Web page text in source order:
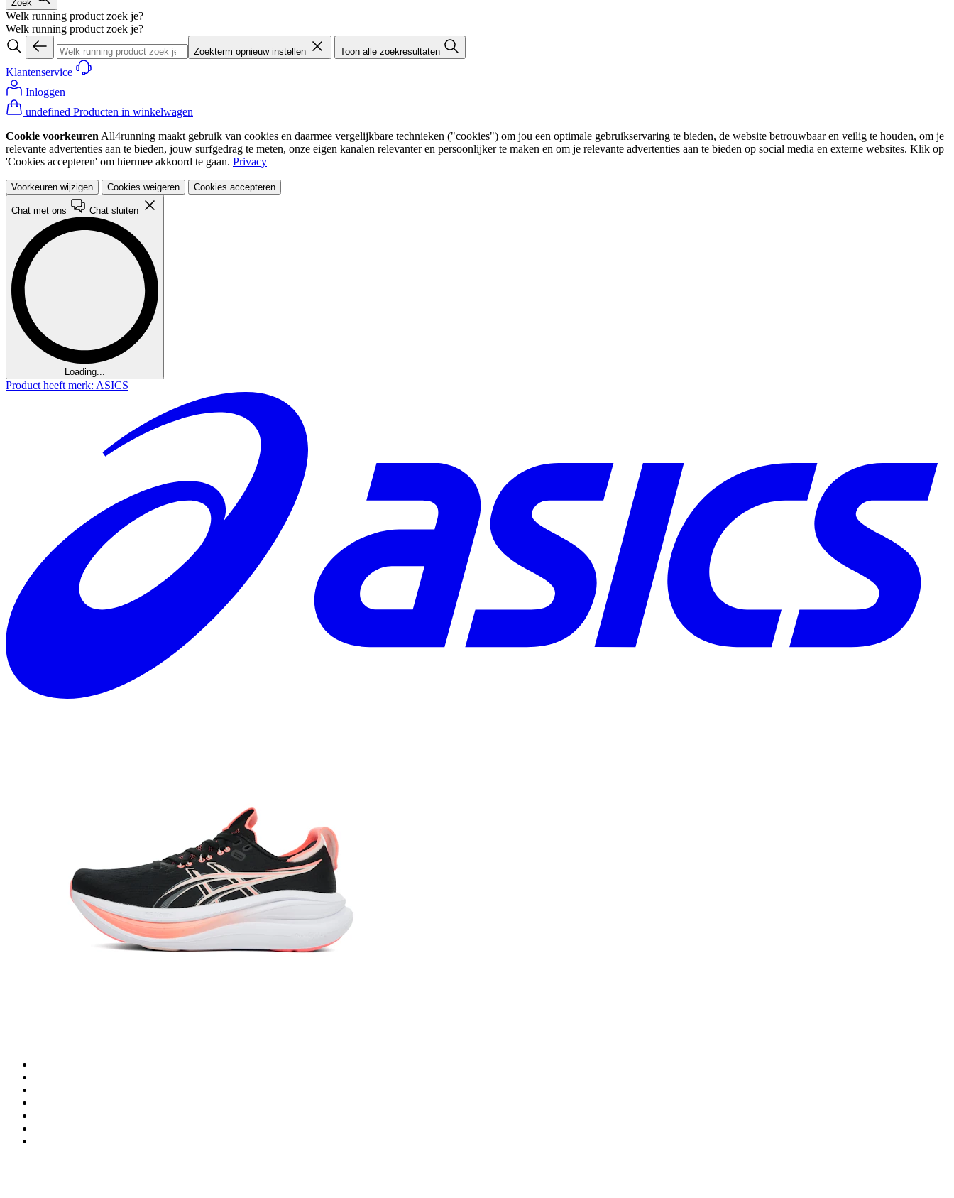
Zoek
Welk running product zoek je?
Welk running product zoek je?
Zoekterm opnieuw instellen Toon alle zoekresultaten
Klantenservice
Inloggen
undefined Producten in winkelwagen
Cookie voorkeuren All4running maakt gebruik van cookies en daarmee vergelijkbare technieken ("cookies") om jou een optimale gebruikservaring te bieden, de website betrouwbaar en veilig te houden, om je
relevante advertenties aan te bieden, jouw surfgedrag te meten, onze eigen kanalen relevanter en persoonlijker te maken en om je relevante advertenties aan te bieden op social media en externe websites. Klik op
'Cookies accepteren' om hiermee akkoord te gaan. Privacy
Voorkeuren wijzigen Cookies weigeren Cookies accepteren
Chat met ons Chat sluiten
Loading...
Product heeft merk: ASICS